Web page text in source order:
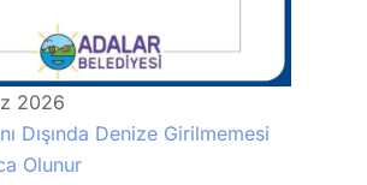
2026
Dışında Denize Girilmemesi
Olunur